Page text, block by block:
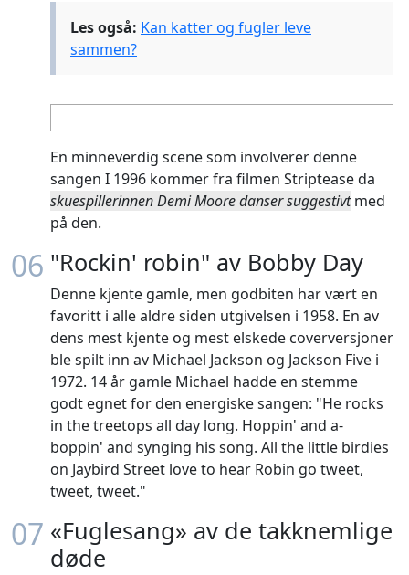
Les også: Kan katter og fugler leve
sammen?
En minneverdig scene som involverer denne
sangen I 1996 kommer fra filmen Striptease da
skuespillerinnen Demi Moore danser suggestivtmed
på den.
06 "Rockin' robin" av Bobby Day
Denne kjente gamle, men godbiten har vært en
favoritt i alle aldre siden utgivelsen i 1958. En av
dens mest kjente og mest elskede coverversjoner
ble spilt inn av Michael Jackson og Jackson Five i
1972. 14 år gamle Michael hadde en stemme
godt egnet for den energiske sangen: "He rocks
in the treetops all day long. Hoppin' and a-
boppin' and synging his song. All the little birdies
on Jaybird Street love to hear Robin go tweet,
tweet, tweet."
07 «Fuglesang» av de takknemlige
døde